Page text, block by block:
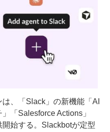
、「Slack」の新機能「AI
「Salesforce Actions」
開始する。Slackbotが定型